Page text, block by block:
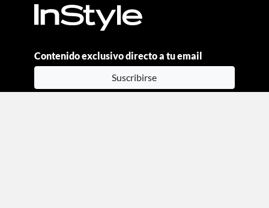
Contenido exclusivo directo a tu email
Suscribirse